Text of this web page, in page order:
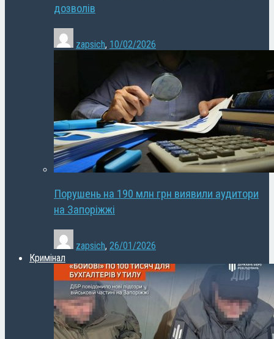
дозволів
zapsich, 10/02/2026
Порушень на 190 млн грн виявили аудитори
на Запоріжжі
zapsich, 26/01/2026
Кримінал